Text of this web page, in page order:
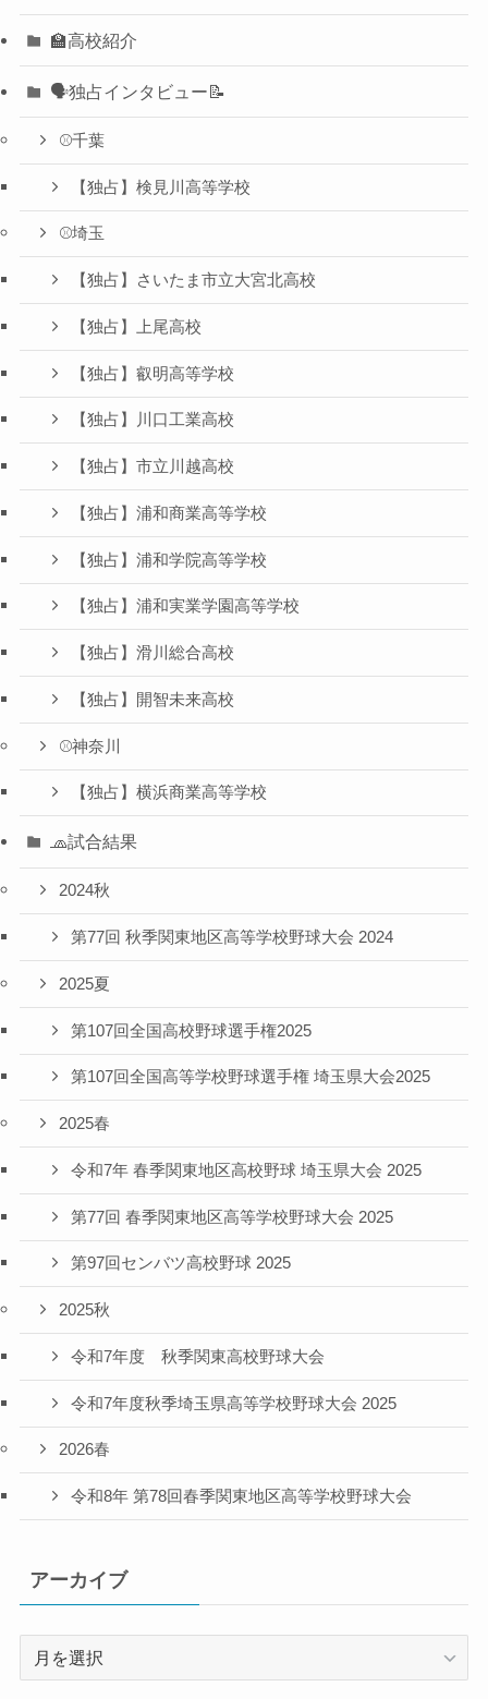
🏫高校紹介
🗣️独占インタビュー📝
⚾️千葉
【独占】検見川高等学校
⚾️埼玉
【独占】さいたま市立大宮北高校
【独占】上尾高校
【独占】叡明高等学校
【独占】川口工業高校
【独占】市立川越高校
【独占】浦和商業高等学校
【独占】浦和学院高等学校
【独占】浦和実業学園高等学校
【独占】滑川総合高校
【独占】開智未来高校
⚾️神奈川
【独占】横浜商業高等学校
🧢試合結果
2024秋
第77回 秋季関東地区高等学校野球大会 2024
2025夏
第107回全国高校野球選手権2025
第107回全国高等学校野球選手権 埼玉県大会2025
2025春
令和7年 春季関東地区高校野球 埼玉県大会 2025
第77回 春季関東地区高等学校野球大会 2025
第97回センバツ高校野球 2025
2025秋
令和7年度 秋季関東高校野球大会
令和7年度秋季埼玉県高等学校野球大会 2025
2026春
令和8年 第78回春季関東地区高等学校野球大会
アーカイブ